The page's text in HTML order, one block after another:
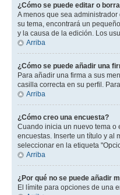
¿Cómo se puede editar o
A menos que sea
su tema, encontrará un
y la causa de la edición. Los
Arriba
¿Cómo se puede añadir una
Para añadir una firma a sus
casilla correcta en su perfil.
Arriba
¿Cómo creo una encuesta?
Cuando inicia un nuevo tema o
encuestas. Inserte un título y al
seleccionar en la etiqueta
Arriba
¿Por qué no se puede añadir
El límite para opciones de una